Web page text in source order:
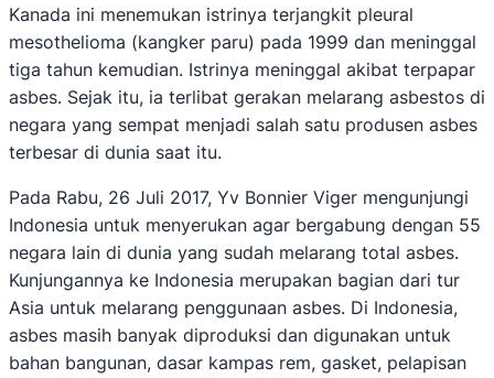
Kanada ini menemukan istrinya terjangkit pleural
mesothelioma (kangker paru) pada 1999 dan meninggal
tiga tahun kemudian. Istrinya meninggal akibat terpapar
asbes. Sejak itu, ia terlibat gerakan melarang asbestos di
negara yang sempat menjadi salah satu produsen asbes
terbesar di dunia saat itu.
Pada Rabu, 26 Juli 2017, Yv Bonnier Viger mengunjungi
Indonesia untuk menyerukan agar bergabung dengan 55
negara lain di dunia yang sudah melarang total asbes.
Kunjungannya ke Indonesia merupakan bagian dari tur
Asia untuk melarang penggunaan asbes. Di Indonesia,
asbes masih banyak diproduksi dan digunakan untuk
bahan bangunan, dasar kampas rem, gasket, pelapisan